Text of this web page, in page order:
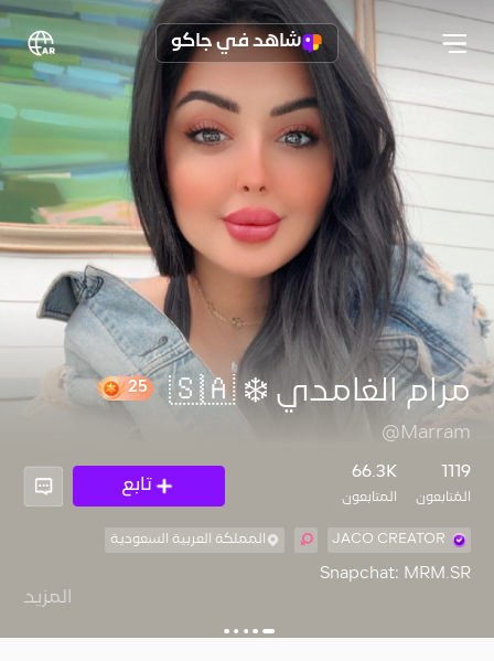
شاهد في جاكو
مرام الغامدي ❄️ 🇸🇦
@Marram
1119
المُتابعون
66.3K
المتابعون
تابع
JACO CREATOR المملكة العربية السعودية
المزيد